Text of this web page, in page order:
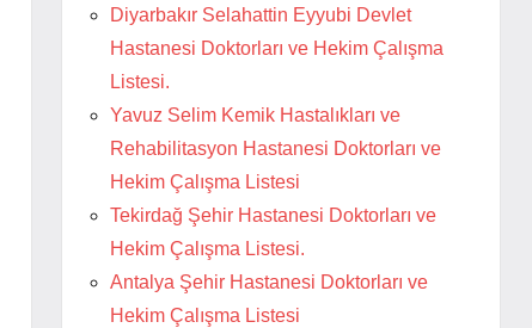
Diyarbakır Selahattin Eyyubi Devlet
Hastanesi Doktorları ve Hekim Çalışma
Listesi.
Yavuz Selim Kemik Hastalıkları ve
Rehabilitasyon Hastanesi Doktorları ve
Hekim Çalışma Listesi
Tekirdağ Şehir Hastanesi Doktorları ve
Hekim Çalışma Listesi.
Antalya Şehir Hastanesi Doktorları ve
Hekim Çalışma Listesi